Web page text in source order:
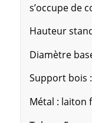
s’occupe de
Hauteur
Diamètre
Support bois
Métal : laiton